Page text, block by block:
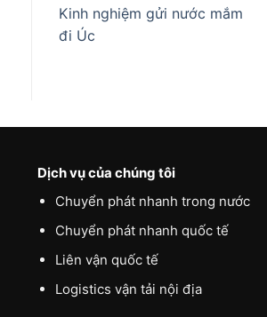
Kinh nghiệm gửi nước mắm
đi Úc
Dịch vụ của chúng tôi
Chuyển phát nhanh trong nước
Chuyển phát nhanh quốc tế
Liên vận quốc tế
Logistics vận tải nội địa